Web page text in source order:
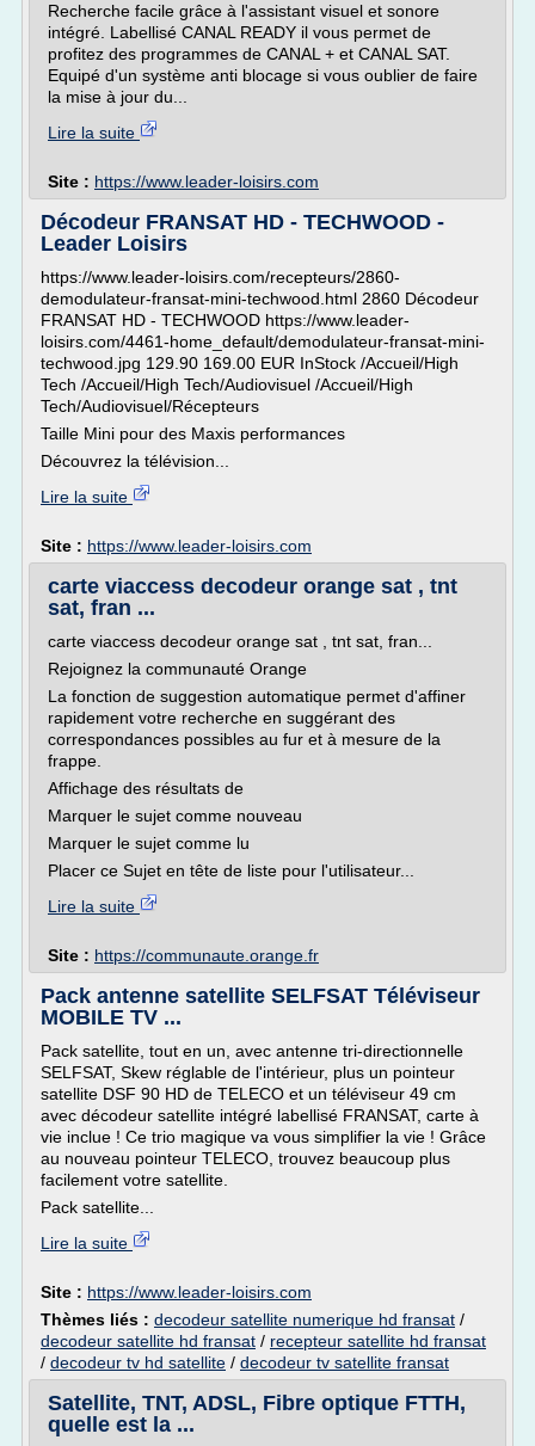
Recherche facile grâce à l'assistant visuel et sonore
intégré. Labellisé CANAL READY il vous permet de
profitez des programmes de CANAL + et CANAL SAT.
Equipé d'un système anti blocage si vous oublier de faire
la mise à jour du...
Lire la suite
Site : https://www.leader-loisirs.com
Décodeur FRANSAT HD - TECHWOOD -
Leader Loisirs
https://www.leader-loisirs.com/recepteurs/2860-
demodulateur-fransat-mini-techwood.html 2860 Décodeur
FRANSAT HD - TECHWOOD https://www.leader-
loisirs.com/4461-home_default/demodulateur-fransat-mini-
techwood.jpg 129.90 169.00 EUR InStock /Accueil/High
Tech /Accueil/High Tech/Audiovisuel /Accueil/High
Tech/Audiovisuel/Récepteurs
Taille Mini pour des Maxis performances
Découvrez la télévision...
Lire la suite
Site : https://www.leader-loisirs.com
carte viaccess decodeur orange sat , tnt
sat, fran ...
carte viaccess decodeur orange sat , tnt sat, fran...
Rejoignez la communauté Orange
La fonction de suggestion automatique permet d'affiner
rapidement votre recherche en suggérant des
correspondances possibles au fur et à mesure de la
frappe.
Affichage des résultats de
Marquer le sujet comme nouveau
Marquer le sujet comme lu
Placer ce Sujet en tête de liste pour l'utilisateur...
Lire la suite
Site : https://communaute.orange.fr
Pack antenne satellite SELFSAT Téléviseur
MOBILE TV ...
Pack satellite, tout en un, avec antenne tri-directionnelle
SELFSAT, Skew réglable de l'intérieur, plus un pointeur
satellite DSF 90 HD de TELECO et un téléviseur 49 cm
avec décodeur satellite intégré labellisé FRANSAT, carte à
vie inclue ! Ce trio magique va vous simplifier la vie ! Grâce
au nouveau pointeur TELECO, trouvez beaucoup plus
facilement votre satellite.
Pack satellite...
Lire la suite
Site : https://www.leader-loisirs.com
Thèmes liés : decodeur satellite numerique hd fransat /
decodeur satellite hd fransat / recepteur satellite hd fransat
/ decodeur tv hd satellite / decodeur tv satellite fransat
Satellite, TNT, ADSL, Fibre optique FTTH,
quelle est la ...